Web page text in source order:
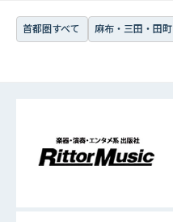
首都圏すべて 麻布・三田・田町